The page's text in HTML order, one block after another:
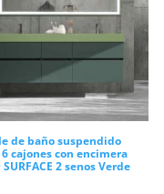
mayor
fábrica.
tableros de
hidrófugos
resistencia
continuado.
de baño suspendido
6 cajones con encimera
SURFACE 2 senos Verde